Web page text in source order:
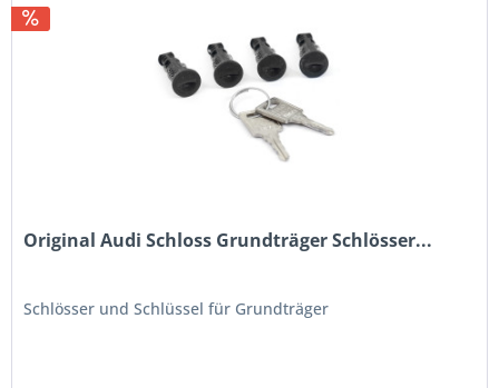
Original Audi Schloss Grundträger Schlösser...
Schlösser und Schlüssel für Grundträger